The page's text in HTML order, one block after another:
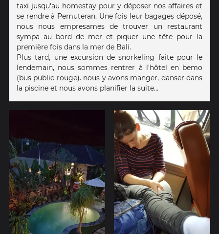
taxi jusqu'au homestay pour y déposer nos affaires et
se rendre à Pemuteran. Une fois leur bagages déposé,
nous nous empresames de trouver un restaurant
sympa au bord de mer et piquer une tête pour la
première fois dans la mer de Bali.
Plus tard, une excursion de snorkeling faite pour le
lendemain, nous sommes rentrer à l'hôtel en bemo
(bus public rouge). nous y avons manger, danser dans
la piscine et nous avons planifier la suite...